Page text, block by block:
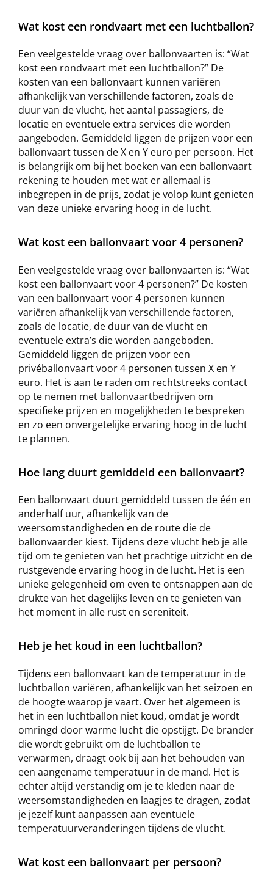
Wat kost een rondvaart met een luchtballon?
Een veelgestelde vraag over ballonvaarten is: “Wat
kost een rondvaart met een luchtballon?” De
kosten van een ballonvaart kunnen variëren
afhankelijk van verschillende factoren, zoals de
duur van de vlucht, het aantal passagiers, de
locatie en eventuele extra services die worden
aangeboden. Gemiddeld liggen de prijzen voor een
ballonvaart tussen de X en Y euro per persoon. Het
is belangrijk om bij het boeken van een ballonvaart
rekening te houden met wat er allemaal is
inbegrepen in de prijs, zodat je volop kunt genieten
van deze unieke ervaring hoog in de lucht.
Wat kost een ballonvaart voor 4 personen?
Een veelgestelde vraag over ballonvaarten is: “Wat
kost een ballonvaart voor 4 personen?” De kosten
van een ballonvaart voor 4 personen kunnen
variëren afhankelijk van verschillende factoren,
zoals de locatie, de duur van de vlucht en
eventuele extra’s die worden aangeboden.
Gemiddeld liggen de prijzen voor een
privéballonvaart voor 4 personen tussen X en Y
euro. Het is aan te raden om rechtstreeks contact
op te nemen met ballonvaartbedrijven om
specifieke prijzen en mogelijkheden te bespreken
en zo een onvergetelijke ervaring hoog in de lucht
te plannen.
Hoe lang duurt gemiddeld een ballonvaart?
Een ballonvaart duurt gemiddeld tussen de één en
anderhalf uur, afhankelijk van de
weersomstandigheden en de route die de
ballonvaarder kiest. Tijdens deze vlucht heb je alle
tijd om te genieten van het prachtige uitzicht en de
rustgevende ervaring hoog in de lucht. Het is een
unieke gelegenheid om even te ontsnappen aan de
drukte van het dagelijks leven en te genieten van
het moment in alle rust en sereniteit.
Heb je het koud in een luchtballon?
Tijdens een ballonvaart kan de temperatuur in de
luchtballon variëren, afhankelijk van het seizoen en
de hoogte waarop je vaart. Over het algemeen is
het in een luchtballon niet koud, omdat je wordt
omringd door warme lucht die opstijgt. De brander
die wordt gebruikt om de luchtballon te
verwarmen, draagt ook bij aan het behouden van
een aangename temperatuur in de mand. Het is
echter altijd verstandig om je te kleden naar de
weersomstandigheden en laagjes te dragen, zodat
je jezelf kunt aanpassen aan eventuele
temperatuurveranderingen tijdens de vlucht.
Wat kost een ballonvaart per persoon?